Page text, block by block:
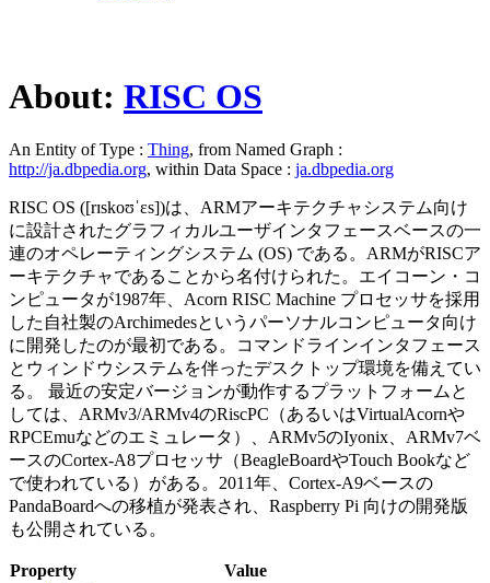
About: RISC OS
An Entity of Type : Thing, from Named Graph :
http://ja.dbpedia.org, within Data Space : ja.dbpedia.org
RISC OS ([rɪskoʊˈɛs])は、ARMアーキテクチャシステム向け
に設計されたグラフィカルユーザインタフェースベースの一
連のオペレーティングシステム (OS) である。ARMがRISCア
ーキテクチャであることから名付けられた。エイコーン・コ
ンピュータが1987年、Acorn RISC Machine プロセッサを採用
した自社製のArchimedesというパーソナルコンピュータ向け
に開発したのが最初である。コマンドラインインタフェース
とウィンドウシステムを伴ったデスクトップ環境を備えてい
る。 最近の安定バージョンが動作するプラットフォームと
しては、ARMv3/ARMv4のRiscPC（あるいはVirtualAcornや
RPCEmuなどのエミュレータ）、ARMv5のIyonix、ARMv7ベ
ースのCortex-A8プロセッサ（BeagleBoardやTouch Bookなど
で使われている）がある。2011年、Cortex-A9ベースの
PandaBoardへの移植が発表され、Raspberry Pi 向けの開発版
も公開されている。
Property Value